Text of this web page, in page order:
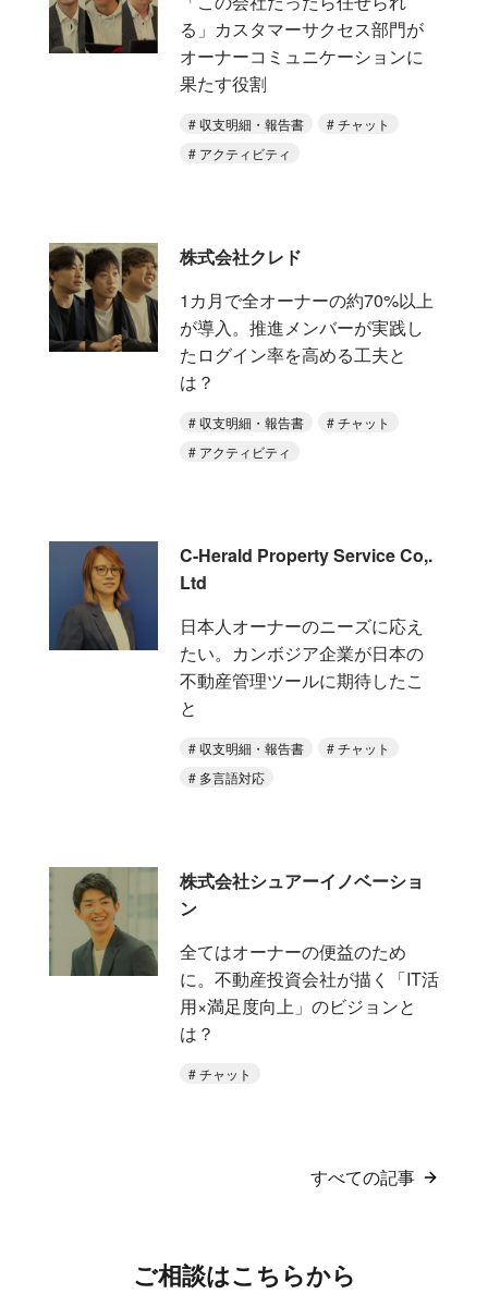
る」カスタマーサクセス部門が
オーナーコミュニケーションに
果たす役割
収支明細・報告書
チャット
アクティビティ
株式会社クレド
1カ月で全オーナーの約70%以上
が導入。推進メンバーが実践し
たログイン率を高める工夫と
は？
収支明細・報告書
チャット
アクティビティ
C-Herald Property Service Co,.
Ltd
日本人オーナーのニーズに応え
たい。カンボジア企業が日本の
不動産管理ツールに期待したこ
と
収支明細・報告書
チャット
多言語対応
株式会社シュアーイノベーショ
ン
全てはオーナーの便益のため
に。不動産投資会社が描く「IT活
用×満足度向上」のビジョンと
は？
チャット
すべての記事
ご相談はこちらから